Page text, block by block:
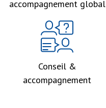
accompagnement global
Conseil &
accompagnement